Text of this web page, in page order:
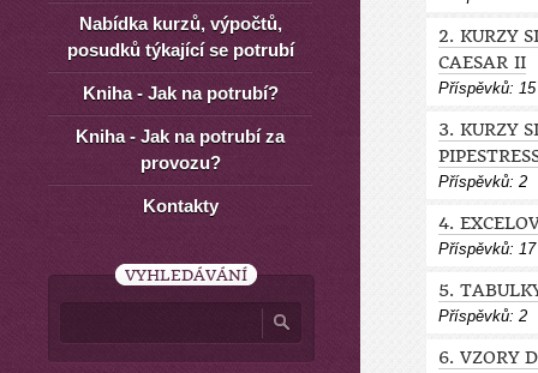
2. KURZY
CAESAR II
Příspěvků: 15
3. KURZY
Příspěvků: 2
4.
Příspěvků: 17
5.
Příspěvků: 2
6. VZORY
Nabídka kurzů, výpočtů,
posudků týkající se potrubí
Kniha - Jak na potrubí?
Kniha - Jak na potrubí za
provozu?
Kontakty
VYHLEDÁVÁNÍ